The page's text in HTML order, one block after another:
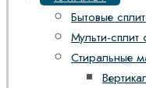
Бытовые
Мульти-сплит
Стиральные